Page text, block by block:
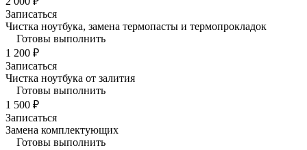
Записаться
Чистка ноутбука, замена термопасты и термопрокладок
Готовы выполнить
1 200 ₽
Записаться
Чистка ноутбука от залития
Готовы выполнить
1 500 ₽
Записаться
Замена комплектующих
Готовы выполнить